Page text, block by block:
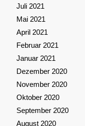
Juli 2021
Mai 2021
April 2021
Februar 2021
Januar 2021
Dezember 2020
November 2020
Oktober 2020
September 2020
August 2020